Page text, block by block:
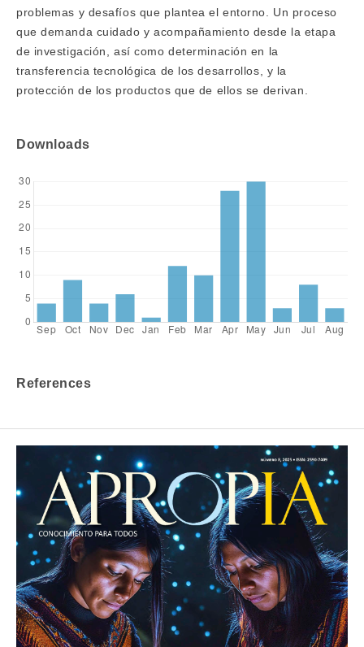
problemas y desafíos que plantea el entorno. Un proceso
que demanda cuidado y acompañamiento desde la etapa
de investigación, así como determinación en la
transferencia tecnológica de los desarrollos, y la
protección de los productos que de ellos se derivan.
Downloads
References